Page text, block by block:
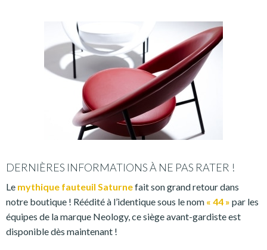
DERNIÈRES INFORMATIONS À NE PAS RATER !
Le mythique fauteuil Saturnefait son grand retour dans
notre boutique ! Réédité à l’identique sous le nom « 44 » par les
équipes de la marque Neology, ce siège avant-gardiste est
disponible dès maintenant !